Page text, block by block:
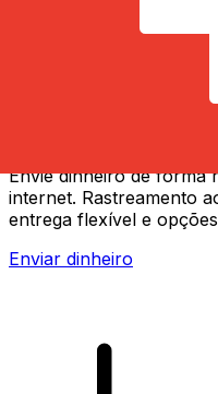
Envie dinheiro de forma
internet. Rastreamento
entrega flexível e
Enviar dinheiro